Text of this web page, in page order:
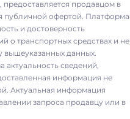
WABCO
WABCO
да
встроенным электрическим
продавцом в
публичной офертой. Платформа
и достоверность
о транспортных средствах и не
вышеуказанных данных.
актуальность сведений,
информация не
Актуальная информация
запроса продавцу или в